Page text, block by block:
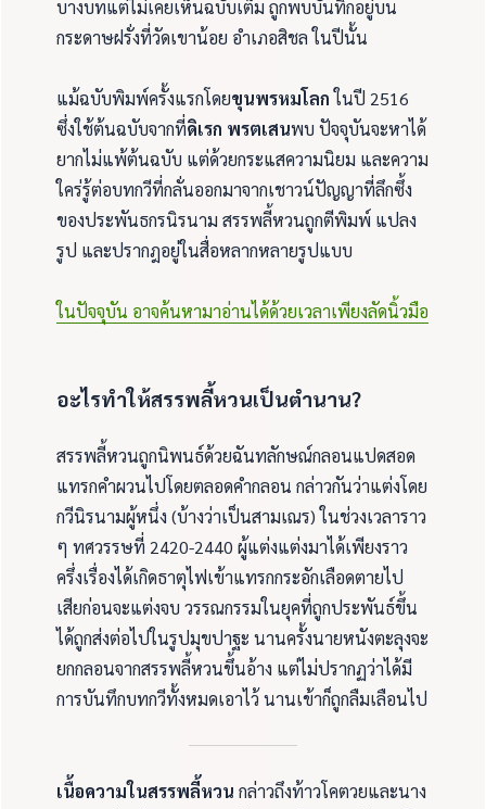
บางบทแต่ไม่เคยเห็นฉบับเต็ม ถูกพบบันทึกอยู่บน
กระดาษฝรั่งที่วัดเขาน้อย อำเภอสิชล ในปีนั้น
แม้ฉบับพิมพ์ครั้งแรกโดยขุนพรหมโลกในปี 2516
ซึ่งใช้ต้นฉบับจากที่ดิเรก พรตเสนพบ ปัจจุบันจะหาได้
ยากไม่แพ้ต้นฉบับ แต่ด้วยกระแสความนิยม และความ
ใคร่รู้ต่อบทกวีที่กลั่นออกมาจากเชาวน์ปัญญาที่ลึกซึ้ง
ของประพันธกรนิรนาม สรรพลี้หวนถูกตีพิมพ์ แปลง
รูป และปรากฎอยู่ในสื่อหลากหลายรูปแบบ
ในปัจจุบัน อาจค้นหามาอ่านได้ด้วยเวลาเพียงลัดนิ้วมือ
อะไรทำให้สรรพลี้หวนเป็นตำนาน?
สรรพลี้หวนถูกนิพนธ์ด้วยฉันทลักษณ์กลอนแปดสอด
แทรกคำผวนไปโดยตลอดคำกลอน กล่าวกันว่าแต่งโดย
กวีนิรนามผู้หนึ่ง (บ้างว่าเป็นสามเณร) ในช่วงเวลาราว
ๆ ทศวรรษที่ 2420-2440 ผู้แต่งแต่งมาได้เพียงราว
ครึ่งเรื่องได้เกิดธาตุไฟเข้าแทรกกระอักเลือดตายไป
เสียก่อนจะแต่งจบ วรรณกรรมในยุคที่ถูกประพันธ์ขึ้น
ได้ถูกส่งต่อไปในรูปมุขปาฐะ นานครั้งนายหนังตะลุงจะ
ยกกลอนจากสรรพลี้หวนขึ้นอ้าง แต่ไม่ปรากฏว่าได้มี
การบันทึกบทกวีทั้งหมดเอาไว้ นานเข้าก็ถูกลืมเลือนไป
เนื้อความในสรรพลี้หวน กล่าวถึงท้าวโคตวยและนาง